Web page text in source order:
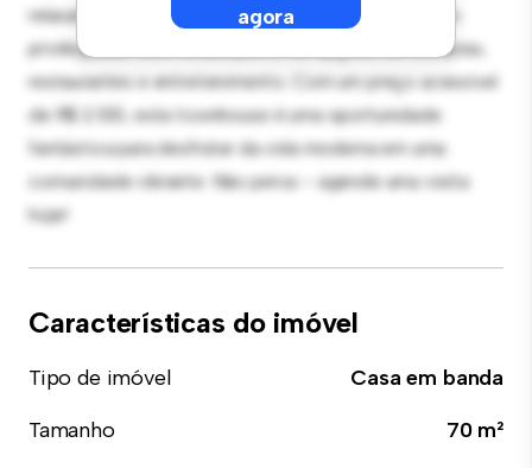
agora
relaxamento e entretenimento. Com sua localização
privilegiada, você estará perto de opções de compras,
restaurantes e entretenimento. Com um preço acessível
de R$ 2.100, esta townhouse é uma oportunidade
fantástica para desfrutar da vida moderna em uma
comunidade vibrante. Não perca – agende uma visita
hoje!
Características do imóvel
Tipo de imóvel
Casa em banda
Tamanho
70 m²